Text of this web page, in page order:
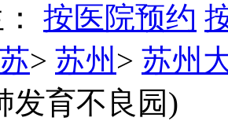
按医院预约
> 苏州 > 苏州
发育不良园)